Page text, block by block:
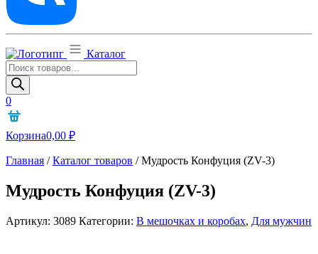
Каталог
Поиск
товаров
0
Корзина0,00 ₽
Главная /Каталог товаров /Мудрость Конфуция (ZV-3)
Мудрость Конфуция (ZV-3)
Артикул: 3089 Категории: В мешочках и коробах, Для мужчин